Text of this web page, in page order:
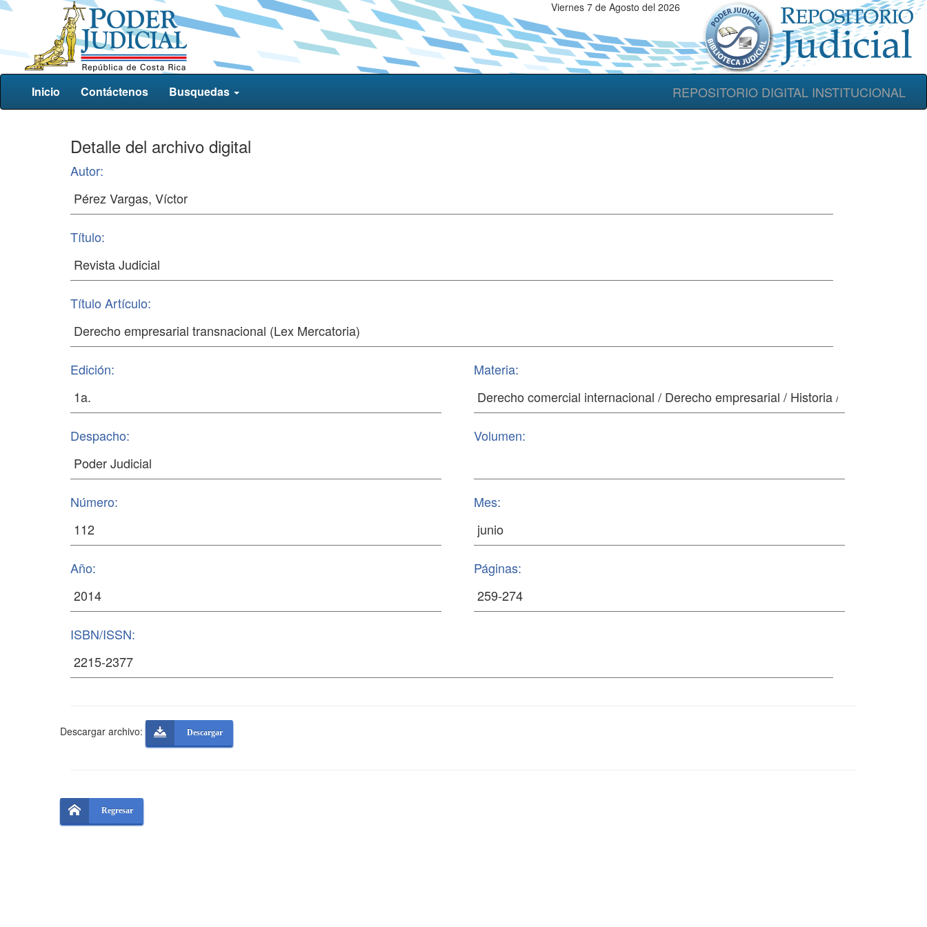
Viernes 7 de Agosto del 2026
REPOSITORIO DIGITAL INSTITUCIONAL
Inicio Contáctenos Busquedas
Detalle del archivo digital
Autor:
Título:
Título Artículo:
Edición: Materia:
Despacho: Volumen:
Número: Mes:
Año: Páginas:
ISBN/ISSN:
Descargar archivo: Descargar
Regresar